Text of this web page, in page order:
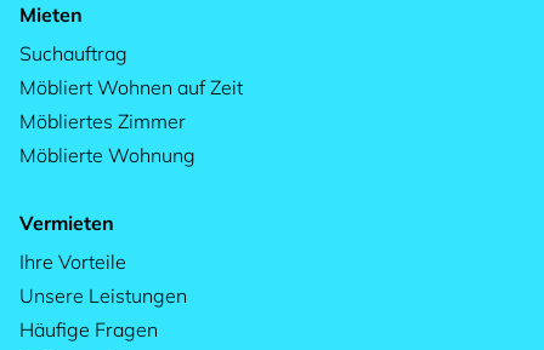
Mieten
Suchauftrag
Möbliert Wohnen auf Zeit
Möbliertes Zimmer
Möblierte Wohnung
Vermieten
Ihre Vorteile
Unsere Leistungen
Häufige Fragen